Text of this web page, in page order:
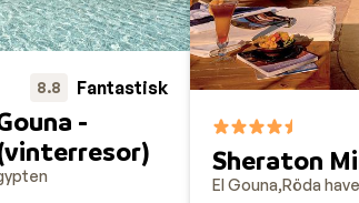
8.8 Fantastisk
-
Sheraton
El Gouna Röda